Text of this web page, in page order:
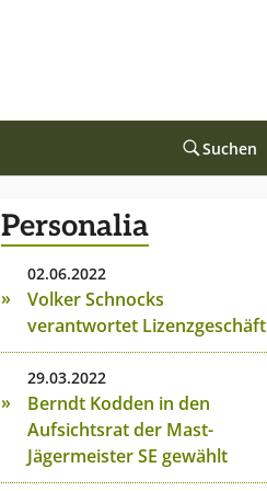
Suchen
Personalia
02.06.2022
Volker Schnocks
verantwortet Lizenzgeschäft
29.03.2022
Berndt Kodden in den
Aufsichtsrat der Mast-
Jägermeister SE gewählt